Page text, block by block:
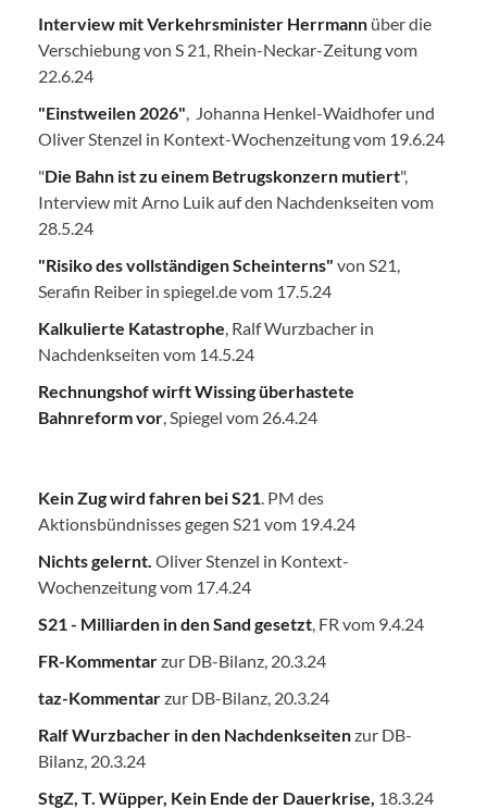
Interview mit Verkehrsminister Herrmann über die
Verschiebung von S 21, Rhein-Neckar-Zeitung vom
22.6.24
"Einstweilen 2026" , Johanna Henkel-Waidhofer und
Oliver Stenzel in Kontext-Wochenzeitung vom 19.6.24
"Die Bahn ist zu einem Betrugskonzern mutiert",
Interview mit Arno Luik auf den Nachdenkseiten vom
28.5.24
"Risiko des vollständigen Scheinterns" von S21,
Serafin Reiber in spiegel.de vom 17.5.24
Kalkulierte Katastrophe , Ralf Wurzbacher in
Nachdenkseiten vom 14.5.24
Rechnungshof wirft Wissing überhastete
Bahnreform vor , Spiegel vom 26.4.24
Kein Zug wird fahren bei S21 . PM des
Aktionsbündnisses gegen S21 vom 19.4.24
Nichts gelernt. Oliver Stenzel in Kontext-
Wochenzeitung vom 17.4.24
S21 - Milliarden in den Sand gesetzt , FR vom 9.4.24
FR-Kommentarzur DB-Bilanz, 20.3.24
taz-Kommentarzur DB-Bilanz, 20.3.24
Ralf Wurzbacher in den Nachdenkseitenzur DB-
Bilanz, 20.3.24
StgZ, T. Wüpper, Kein Ende der Dauerkrise, 18.3.24